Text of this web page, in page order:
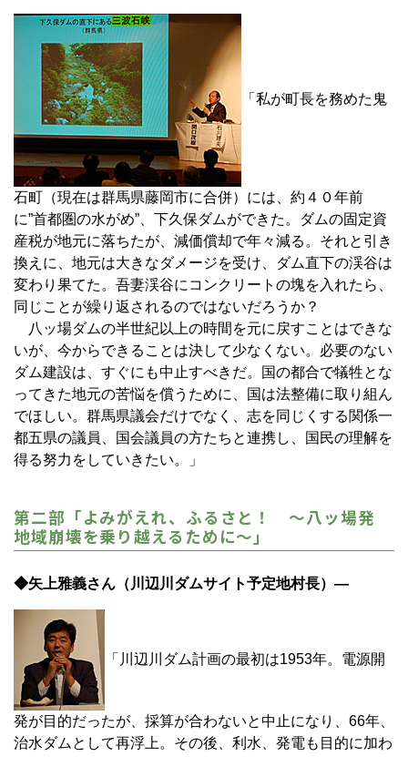
「私が町長を務めた鬼
石町（現在は群馬県藤岡市に合併）には、約４０年前
に”首都圏の水がめ”、下久保ダムができた。ダムの固定資
産税が地元に落ちたが、減価償却で年々減る。それと引き
換えに、地元は大きなダメージを受け、ダム直下の渓谷は
変わり果てた。吾妻渓谷にコンクリートの塊を入れたら、
同じことが繰り返されるのではないだろうか？
八ッ場ダムの半世紀以上の時間を元に戻すことはできな
いが、今からできることは決して少なくない。必要のない
ダム建設は、すぐにも中止すべきだ。国の都合で犠牲とな
ってきた地元の苦悩を償うために、国は法整備に取り組ん
でほしい。群馬県議会だけでなく、志を同じくする関係一
都五県の議員、国会議員の方たちと連携し、国民の理解を
得る努力をしていきたい。」
第二部「よみがえれ、ふるさと！ ～八ッ場発
地域崩壊を乗り越えるために～」
◆矢上雅義さん（川辺川ダムサイト予定地村長）―
「川辺川ダム計画の最初は1953年。電源開
発が目的だったが、採算が合わないと中止になり、66年、
治水ダムとして再浮上。その後、利水、発電も目的に加わ